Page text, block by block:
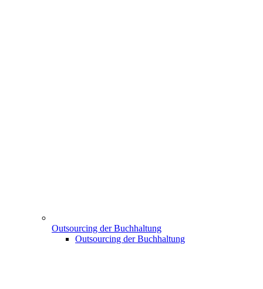
Outsourcing der Buchhaltung
Outsourcing der Buchhaltung